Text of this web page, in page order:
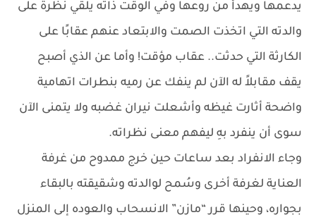
يدعمها ويهدأ من روعها وفي الوقت ذاته يلقي نظرة على
والدته التي اتخذت الصمت والابتعاد عنهم عقابًا على
الكارثة التي حدثت.. عقاب مؤقت! وأما عن الذي أصبح
يقف مقابلاً له الآن لم ينفك عن رميه بنطرات اتهامية
واضحة أثارت غيظه وأشعلت نيران غضبه ولا يتمنى الآن
سوى أن ينفرد بهِ ليفهم معنى نظراته.
وجاء الانفراد بعد ساعات حين خرج ممدوح من غرفة
العناية لغرفة أخرى وسُمح لوالدته وشقيقته بالبقاء
بجواره، وحينها قرر “مازن” الانسحاب والعوده إلى المنزل